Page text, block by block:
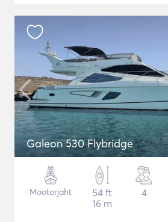
Galeon 530 Flybridge
Mootorjaht
54 ft
16 m
4